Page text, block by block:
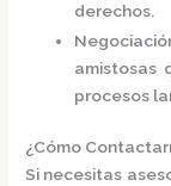
derechos.
amistosas
procesos
¿Cómo
Si necesitas